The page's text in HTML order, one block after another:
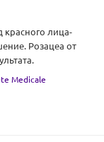
лица-
Розацеа от
Medicale